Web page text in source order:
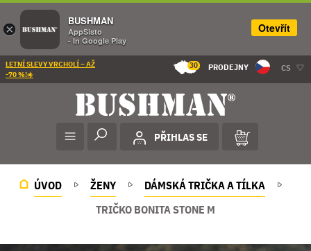
LETNÍ SLEVY VRCHOLÍ – AŽ
-70 %!☀️
30 PRODEJNY CS
PŘIHLAS SE
ÚVOD ŽENY
DÁMSKÁ TRIČKA A TÍLKA
TRIČKO BONITA STONE M
×
BUSHMAN
AppSisto
- In Google Play
Otevřít